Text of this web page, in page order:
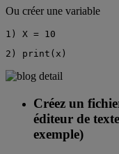
Ou créer une variable
1) X = 10
2) print(x)
Créez un
éditeur de
exemple)